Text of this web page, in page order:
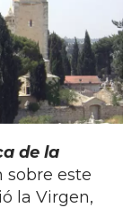
de la
sobre este
la Virgen,